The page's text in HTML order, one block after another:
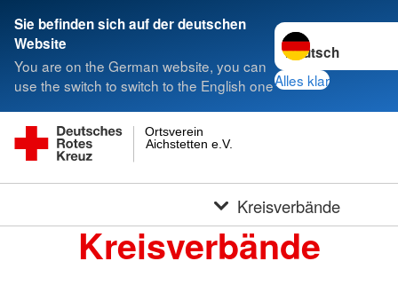
Sie befinden sich auf der deutschen
Website
You are on the German website, you can
use the switch to switch to the English one
Sprache wechseln
Alles klar
Aichstetten e.V.
Ortsverein
Kreisverbände
Kreisverbände